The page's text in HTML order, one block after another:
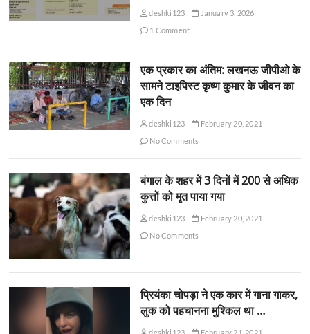
deshki123
January 3, 2026
1 Comment
एक प्रकार का अंतिम: लखनऊ जीपीओ के
सामने टाइपिस्ट कृष्ण कुमार के जीवन का
एक दिन
deshki123
February 20, 2021
No Comments
बंगाल के शहर में 3 दिनों में 200 से अधिक
कुत्तों को मृत पाया गया
deshki123
February 20, 2021
No Comments
प्रियंका चोपड़ा ने एक कार में गाना गाकर,
लुक को पहचानना मुश्किल था …